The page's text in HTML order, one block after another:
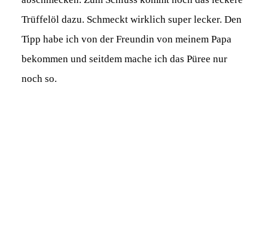
Trüffelöl dazu. Schmeckt wirklich super lecker. Den
Tipp habe ich von der Freundin von meinem Papa
bekommen und seitdem mache ich das Püree nur
noch so.